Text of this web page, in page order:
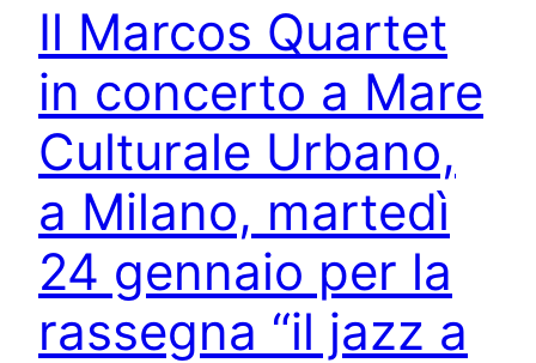
Il Marcos Quartet
in concerto a Mare
Culturale Urbano,
a Milano, martedì
24 gennaio per la
rassegna “il jazz a